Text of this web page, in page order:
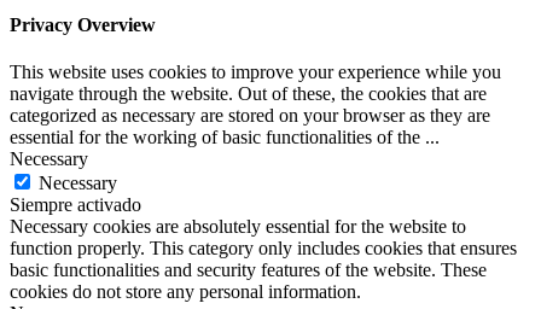
Privacy Overview
This website uses cookies to improve your experience while you
navigate through the website. Out of these, the cookies that are
categorized as necessary are stored on your browser as they are
essential for the working of basic functionalities of the ...
Necessary
Necessary
Siempre activado
Necessary cookies are absolutely essential for the website to
function properly. This category only includes cookies that ensures
basic functionalities and security features of the website. These
cookies do not store any personal information.